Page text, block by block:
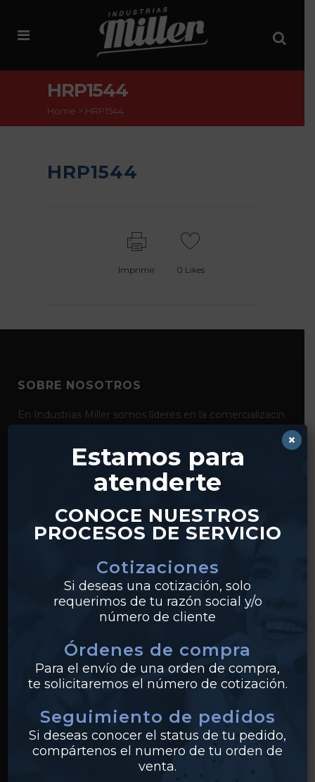
HRP1544
Home > HRP1544
HRP1544
Imprimir 0 Likes
SOBRE NOSOTROS
En Industrias Miller somos líderes en la comercializacin
como bridas, válvulas, tubería y conexiones de acero al
carbón, acero inoxidable y pvc. Con distribución desde
nuestros centros en Monterrey y Guadalajara,
realizamos envíos a clientes en todo México.
Válvulas
Bridas
PVC
Estamos para
atenderte
CONOCE NUESTROS
PROCESOS DE SERVICIO
Cotizaciones
Si deseas una cotización, solo
requerimos de tu razón social y/o
número de cliente
Órdenes de compra
Para el envío de una orden de compra,
te solicitaremos el número de cotización.
Seguimiento de pedidos
Si deseas conocer el status de tu pedido,
compártenos el numero de tu orden de
venta.
×